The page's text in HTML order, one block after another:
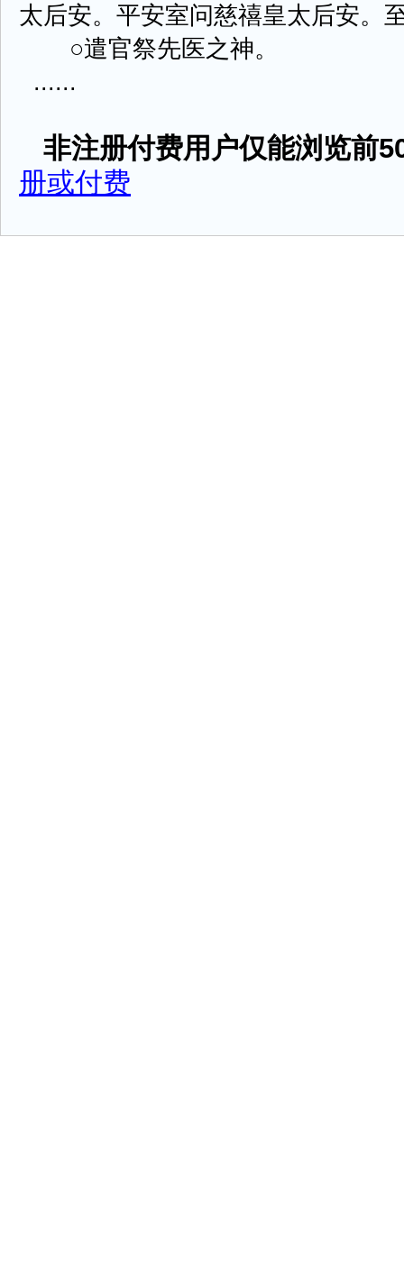
太后安。平安室问慈禧皇太后安。
○遣官祭先医之神。
......
非注册付费用户仅能浏览前
册或付费